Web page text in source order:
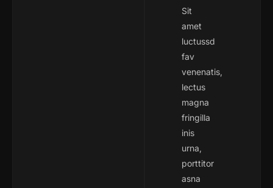
Sit
amet
luctussd
fav
venenatis,
lectus
magna
fringilla
inis
urna,
porttitor
asna